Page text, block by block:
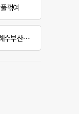
꺾여
‘부산행’”